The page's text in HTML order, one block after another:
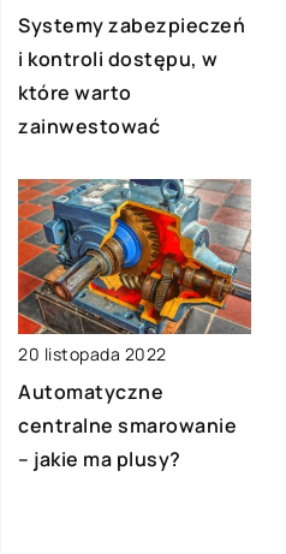
Systemy zabezpieczeń
i kontroli dostępu, w
które warto
zainwestować
20 listopada 2022
Automatyczne
centralne smarowanie
– jakie ma plusy?